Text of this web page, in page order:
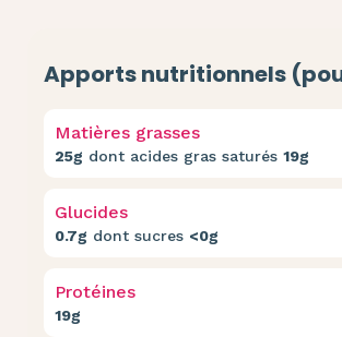
Apports nutritionnels
Matières grasses
25g dont acides gras saturés 19g
Glucides
0.7g dont sucres <0g
Protéines
19g